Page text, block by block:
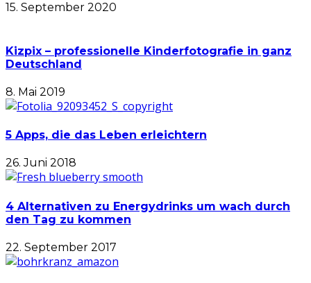
15. September 2020
Kizpix – professionelle Kinderfotografie in ganz
Deutschland
8. Mai 2019
5 Apps, die das Leben erleichtern
26. Juni 2018
4 Alternativen zu Energydrinks um wach durch
den Tag zu kommen
22. September 2017